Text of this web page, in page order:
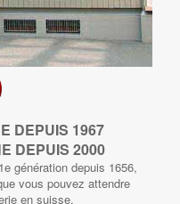
DEPUIS 1967
DEPUIS 2000
génération depuis 1656,
vous pouvez attendre
en suisse.